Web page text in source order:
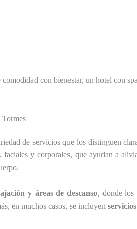
con bienestar, un hotel con
de servicios que los distinguen
faciales y corporales, que ayudan a
y áreas de descanso, donde los
en muchos casos, se incluyen